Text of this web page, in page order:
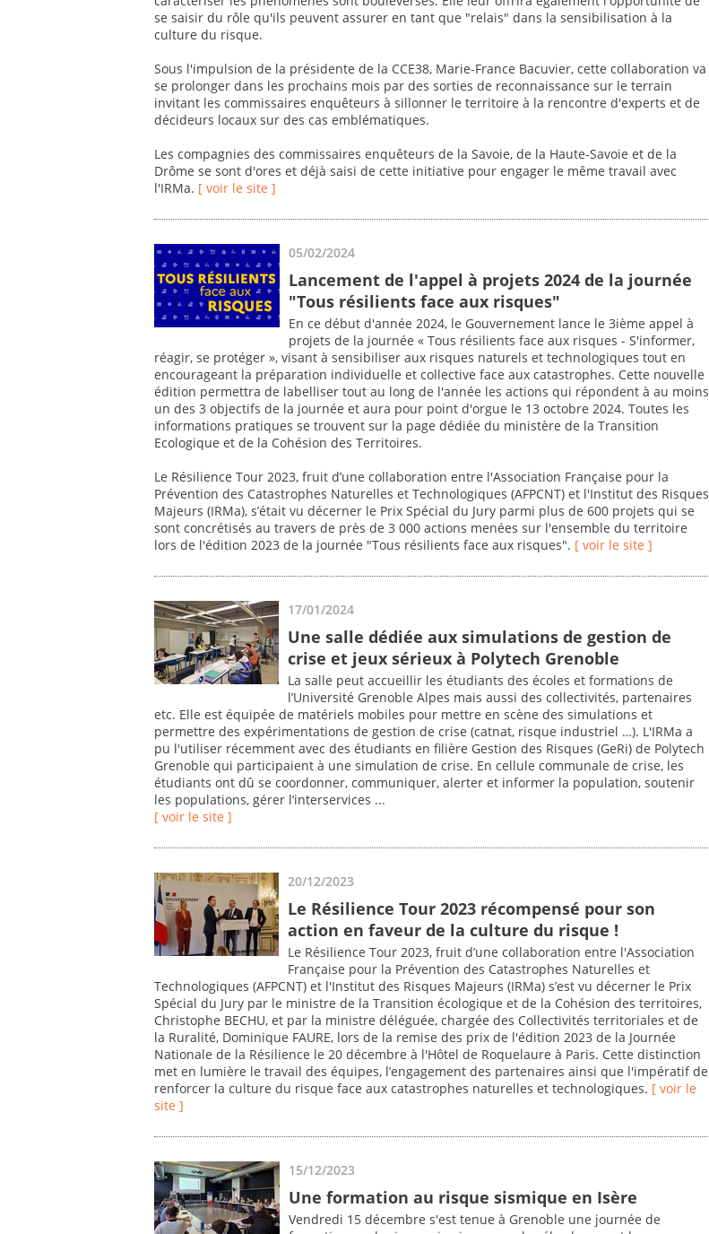
se saisir du rôle qu'ils peuvent assurer en tant que "relais" dans la sensibilisation à la
culture du risque.
Sous l'impulsion de la présidente de la CCE38, Marie-France Bacuvier, cette collaboration va
se prolonger dans les prochains mois par des sorties de reconnaissance sur le terrain
invitant les commissaires enquêteurs à sillonner le territoire à la rencontre d'experts et de
décideurs locaux sur des cas emblématiques.
Les compagnies des commissaires enquêteurs de la Savoie, de la Haute-Savoie et de la
Drôme se sont d'ores et déjà saisi de cette initiative pour engager le même travail avec
l'IRMa. [ voir le site ]
05/02/2024
Lancement de l'appel à projets 2024 de la journée
"Tous résilients face aux risques"
En ce début d'année 2024, le Gouvernement lance le 3ième appel à
projets de la journée « Tous résilients face aux risques - S'informer,
réagir, se protéger », visant à sensibiliser aux risques naturels et technologiques tout en
encourageant la préparation individuelle et collective face aux catastrophes. Cette nouvelle
édition permettra de labelliser tout au long de l'année les actions qui répondent à au moins
un des 3 objectifs de la journée et aura pour point d'orgue le 13 octobre 2024. Toutes les
informations pratiques se trouvent sur la page dédiée du ministère de la Transition
Ecologique et de la Cohésion des Territoires.
Le Résilience Tour 2023, fruit d’une collaboration entre l'Association Française pour la
Prévention des Catastrophes Naturelles et Technologiques (AFPCNT) et l'Institut des Risques
Majeurs (IRMa), s’était vu décerner le Prix Spécial du Jury parmi plus de 600 projets qui se
sont concrétisés au travers de près de 3 000 actions menées sur l'ensemble du territoire
lors de l'édition 2023 de la journée "Tous résilients face aux risques". [ voir le site ]
17/01/2024
Une salle dédiée aux simulations de gestion de
crise et jeux sérieux à Polytech Grenoble
La salle peut accueillir les étudiants des écoles et formations de
l’Université Grenoble Alpes mais aussi des collectivités, partenaires
etc. Elle est équipée de matériels mobiles pour mettre en scène des simulations et
permettre des expérimentations de gestion de crise (catnat, risque industriel …). L'IRMa a
pu l'utiliser récemment avec des étudiants en filière Gestion des Risques (GeRi) de Polytech
Grenoble qui participaient à une simulation de crise. En cellule communale de crise, les
étudiants ont dû se coordonner, communiquer, alerter et informer la population, soutenir
les populations, gérer l’interservices ...
[ voir le site ]
20/12/2023
Le Résilience Tour 2023 récompensé pour son
action en faveur de la culture du risque !
Le Résilience Tour 2023, fruit d’une collaboration entre l'Association
Française pour la Prévention des Catastrophes Naturelles et
Technologiques (AFPCNT) et l'Institut des Risques Majeurs (IRMa) s’est vu décerner le Prix
Spécial du Jury par le ministre de la Transition écologique et de la Cohésion des territoires,
Christophe BECHU, et par la ministre déléguée, chargée des Collectivités territoriales et de
la Ruralité, Dominique FAURE, lors de la remise des prix de l'édition 2023 de la Journée
Nationale de la Résilience le 20 décembre à l'Hôtel de Roquelaure à Paris. Cette distinction
met en lumière le travail des équipes, l’engagement des partenaires ainsi que l'impératif de
renforcer la culture du risque face aux catastrophes naturelles et technologiques. [ voir le
site ]
15/12/2023
Une formation au risque sismique en Isère
Vendredi 15 décembre s'est tenue à Grenoble une journée de